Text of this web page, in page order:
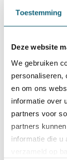
Toestemming
Deze website
We gebruiken
personaliseren,
en om ons
informatie over
partners voor
partners
informatie die u
Na de lancering